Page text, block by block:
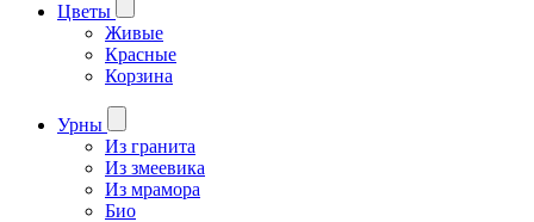
Цветы
Живые
Красные
Корзина
Урны
Из гранита
Из змеевика
Из мрамора
Био